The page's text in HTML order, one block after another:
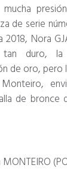
mucha
de serie
Nora
tan duro,
de oro, pero
de bronce